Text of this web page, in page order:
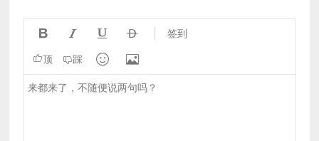
    签到
顶 踩  